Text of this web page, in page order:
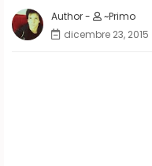
~Primo
dicembre 23, 2015